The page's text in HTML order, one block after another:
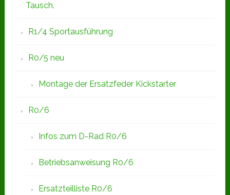
Tausch.
R1/4 Sportausführung
R0/5 neu
Montage der Ersatzfeder Kickstarter
R0/6
Infos zum D-Rad R0/6
Betriebsanweisung R0/6
Ersatzteilliste R0/6